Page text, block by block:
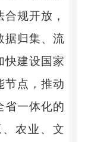
规开放，
据归集、流
快建设国家
节点，推动
省一体化的
农业、文